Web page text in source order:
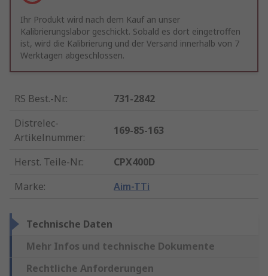
Ihr Produkt wird nach dem Kauf an unser
Kalibrierungslabor geschickt. Sobald es dort eingetroffen
ist, wird die Kalibrierung und der Versand innerhalb von 7
Werktagen abgeschlossen.
RS Best.-Nr.:
731-2842
Distrelec-
Artikelnummer:
169-85-163
Herst. Teile-Nr.:
CPX400D
Marke: Aim-TTi
Technische Daten
Mehr Infos und technische Dokumente
Rechtliche Anforderungen